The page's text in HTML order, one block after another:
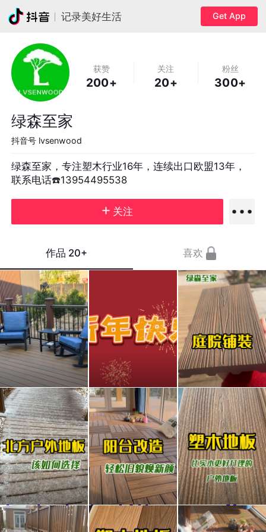
记录美好生活 Get App
获赞
200+
关注
20+
粉丝
300+
绿森至家
抖音号 lvsenwood
绿森至家，专注塑木行业16年，连续出口欧盟13年，
联系电话☎️13954495538
关注
作品 20+ 喜欢
#塑
木#
出口
厂家
绿森
至家
祝大
家新
怎么
用塑
木把
一个